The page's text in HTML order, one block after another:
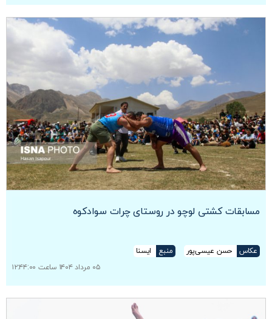
مسابقات کشتی لوچو در روستای چرات سوادکوه
عکاس حسن عیسی‌پور منبع
ایسنا
۰۵ مرداد ۱۴۰۴ ساعت ۱۲:۴۴:۰۰